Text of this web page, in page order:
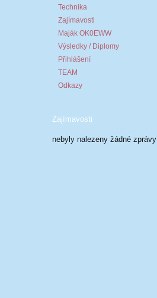
Technika
Zajímavosti
Maják OK0EWW
Výsledky / Diplomy
Přihlášení
TEAM
Odkazy
Zajímavosti
nebyly nalezeny žádné zprávy